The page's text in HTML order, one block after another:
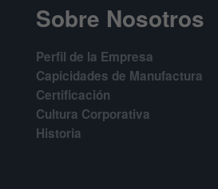
Sobre Nosotros
Perfil de la Empresa
Capicidades de Manufactura
Certificación
Cultura Corporativa
Historia